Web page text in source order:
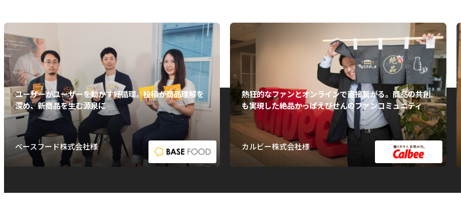
ユーザーがユーザーを動かす好循環。投稿が商品理解を
深め、新商品を生む源泉に
ベースフード株式会社様
熱狂的なファンとオンラインで直接繋がる。商品の共創
も実現した絶品かっぱえびせんのファンコミュニティ
カルビー株式会社様